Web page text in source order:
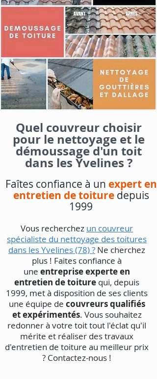
Quel couvreur choisir
pour le nettoyage et le
démoussage d'un toit
dans les Yvelines ?
Faîtes confiance à un expert en
entretien de toituredepuis
1999
Vous recherchez un couvreur
spécialiste du nettoyage des toitures
dans les Yvelines (78) ? Ne cherchez
plus ! Faites confiance à
une entreprise experte en
entretien de toiture qui, depuis
1999, met à disposition de ses clients
une équipe de couvreurs qualifiés
et expérimentés. Vous souhaitez
redonner à votre toit tout l'éclat qu'il
mérite et réaliser des travaux
d'entretien de toiture au meilleur prix
? Contactez-nous !